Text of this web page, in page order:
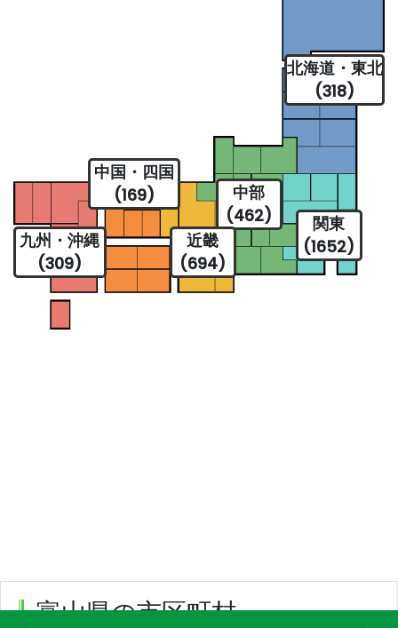
北海道・東北
(318)
関東
(1652)
中部
(462)
近畿
(694)
中国・四国
(169)
九州・沖縄
(309)
富山県の市区町村